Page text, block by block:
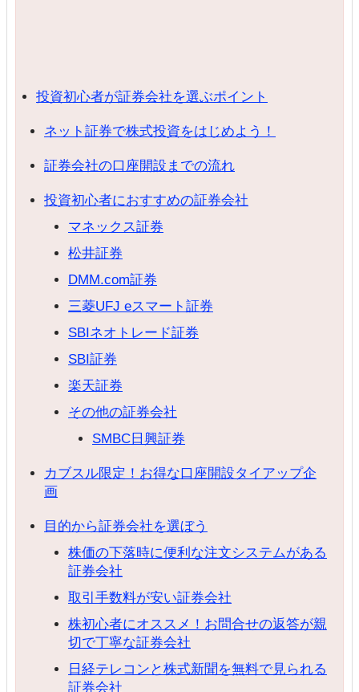
投資初心者が証券会社を選ぶポイント
ネット証券で株式投資をはじめよう！
証券会社の口座開設までの流れ
投資初心者におすすめの証券会社
マネックス証券
松井証券
DMM.com証券
三菱UFJ eスマート証券
SBIネオトレード証券
SBI証券
楽天証券
その他の証券会社
SMBC日興証券
カブスル限定！お得な口座開設タイアップ企
画
目的から証券会社を選ぼう
株価の下落時に便利な注文システムがある
証券会社
取引手数料が安い証券会社
株初心者にオススメ！お問合せの返答が親
切で丁寧な証券会社
日経テレコンと株式新聞を無料で見られる
証券会社